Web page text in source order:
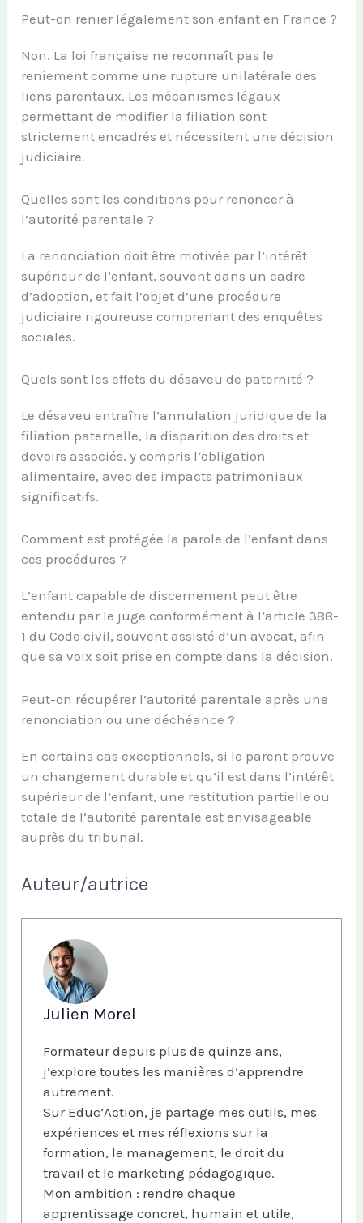
Peut-on renier légalement son enfant en France ?
Non. La loi française ne reconnaît pas le
reniement comme une rupture unilatérale des
liens parentaux. Les mécanismes légaux
permettant de modifier la filiation sont
strictement encadrés et nécessitent une décision
judiciaire.
Quelles sont les conditions pour renoncer à
l’autorité parentale ?
La renonciation doit être motivée par l’intérêt
supérieur de l’enfant, souvent dans un cadre
d’adoption, et fait l’objet d’une procédure
judiciaire rigoureuse comprenant des enquêtes
sociales.
Quels sont les effets du désaveu de paternité ?
Le désaveu entraîne l’annulation juridique de la
filiation paternelle, la disparition des droits et
devoirs associés, y compris l’obligation
alimentaire, avec des impacts patrimoniaux
significatifs.
Comment est protégée la parole de l’enfant dans
ces procédures ?
L’enfant capable de discernement peut être
entendu par le juge conformément à l’article 388-
1 du Code civil, souvent assisté d’un avocat, afin
que sa voix soit prise en compte dans la décision.
Peut-on récupérer l’autorité parentale après une
renonciation ou une déchéance ?
En certains cas exceptionnels, si le parent prouve
un changement durable et qu’il est dans l’intérêt
supérieur de l’enfant, une restitution partielle ou
totale de l’autorité parentale est envisageable
auprès du tribunal.
Auteur/autrice
Julien Morel
Formateur depuis plus de quinze ans,
j’explore toutes les manières d’apprendre
autrement.
Sur Educ’Action, je partage mes outils, mes
expériences et mes réflexions sur la
formation, le management, le droit du
travail et le marketing pédagogique.
Mon ambition : rendre chaque
apprentissage concret, humain et utile,